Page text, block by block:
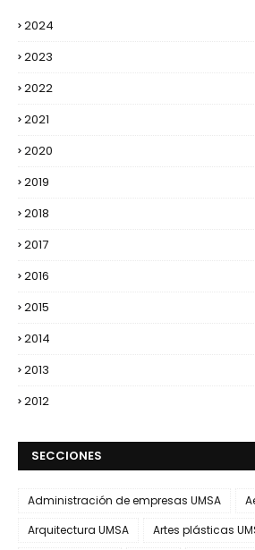
2024
2023
2022
2021
2020
2019
2018
2017
2016
2015
2014
2013
2012
SECCIONES
Administración de empresas UMSA
Arquitectura UMSA
Artes plásticas